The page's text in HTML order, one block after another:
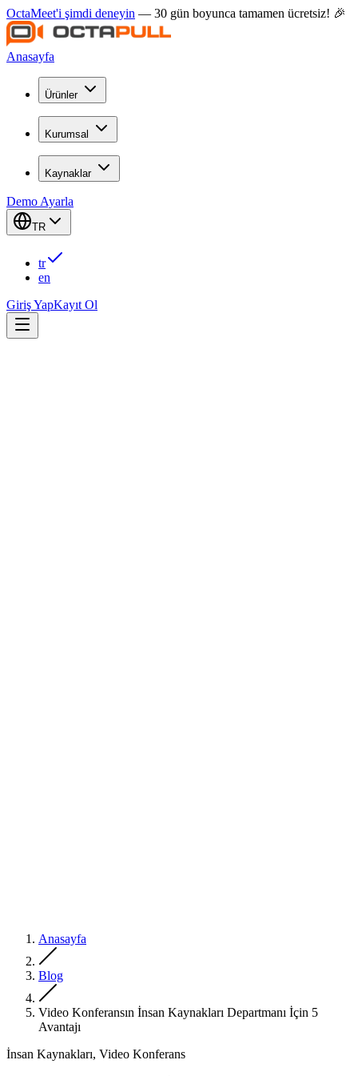
OctaMeet'i şimdi deneyin — 30 gün boyunca tamamen ücretsiz! 🎉
Anasayfa
Ürünler
Kurumsal
Kaynaklar
Demo Ayarla
TR
tr
en
Giriş YapKayıt Ol
Anasayfa
Blog
Video Konferansın İnsan Kaynakları Departmanı İçin 5
Avantajı
İnsan Kaynakları, Video Konferans